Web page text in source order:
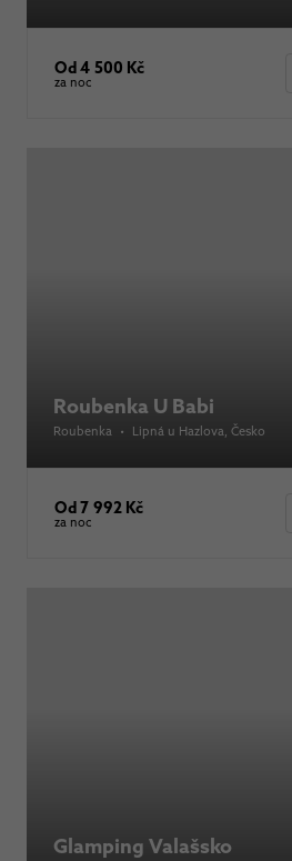
Od 4 500 Kč
za noc
Roubenka U Babi
Roubenka • Lipná u Hazlova , Česko
Od 7 992 Kč
za noc
Glamping Valašsko